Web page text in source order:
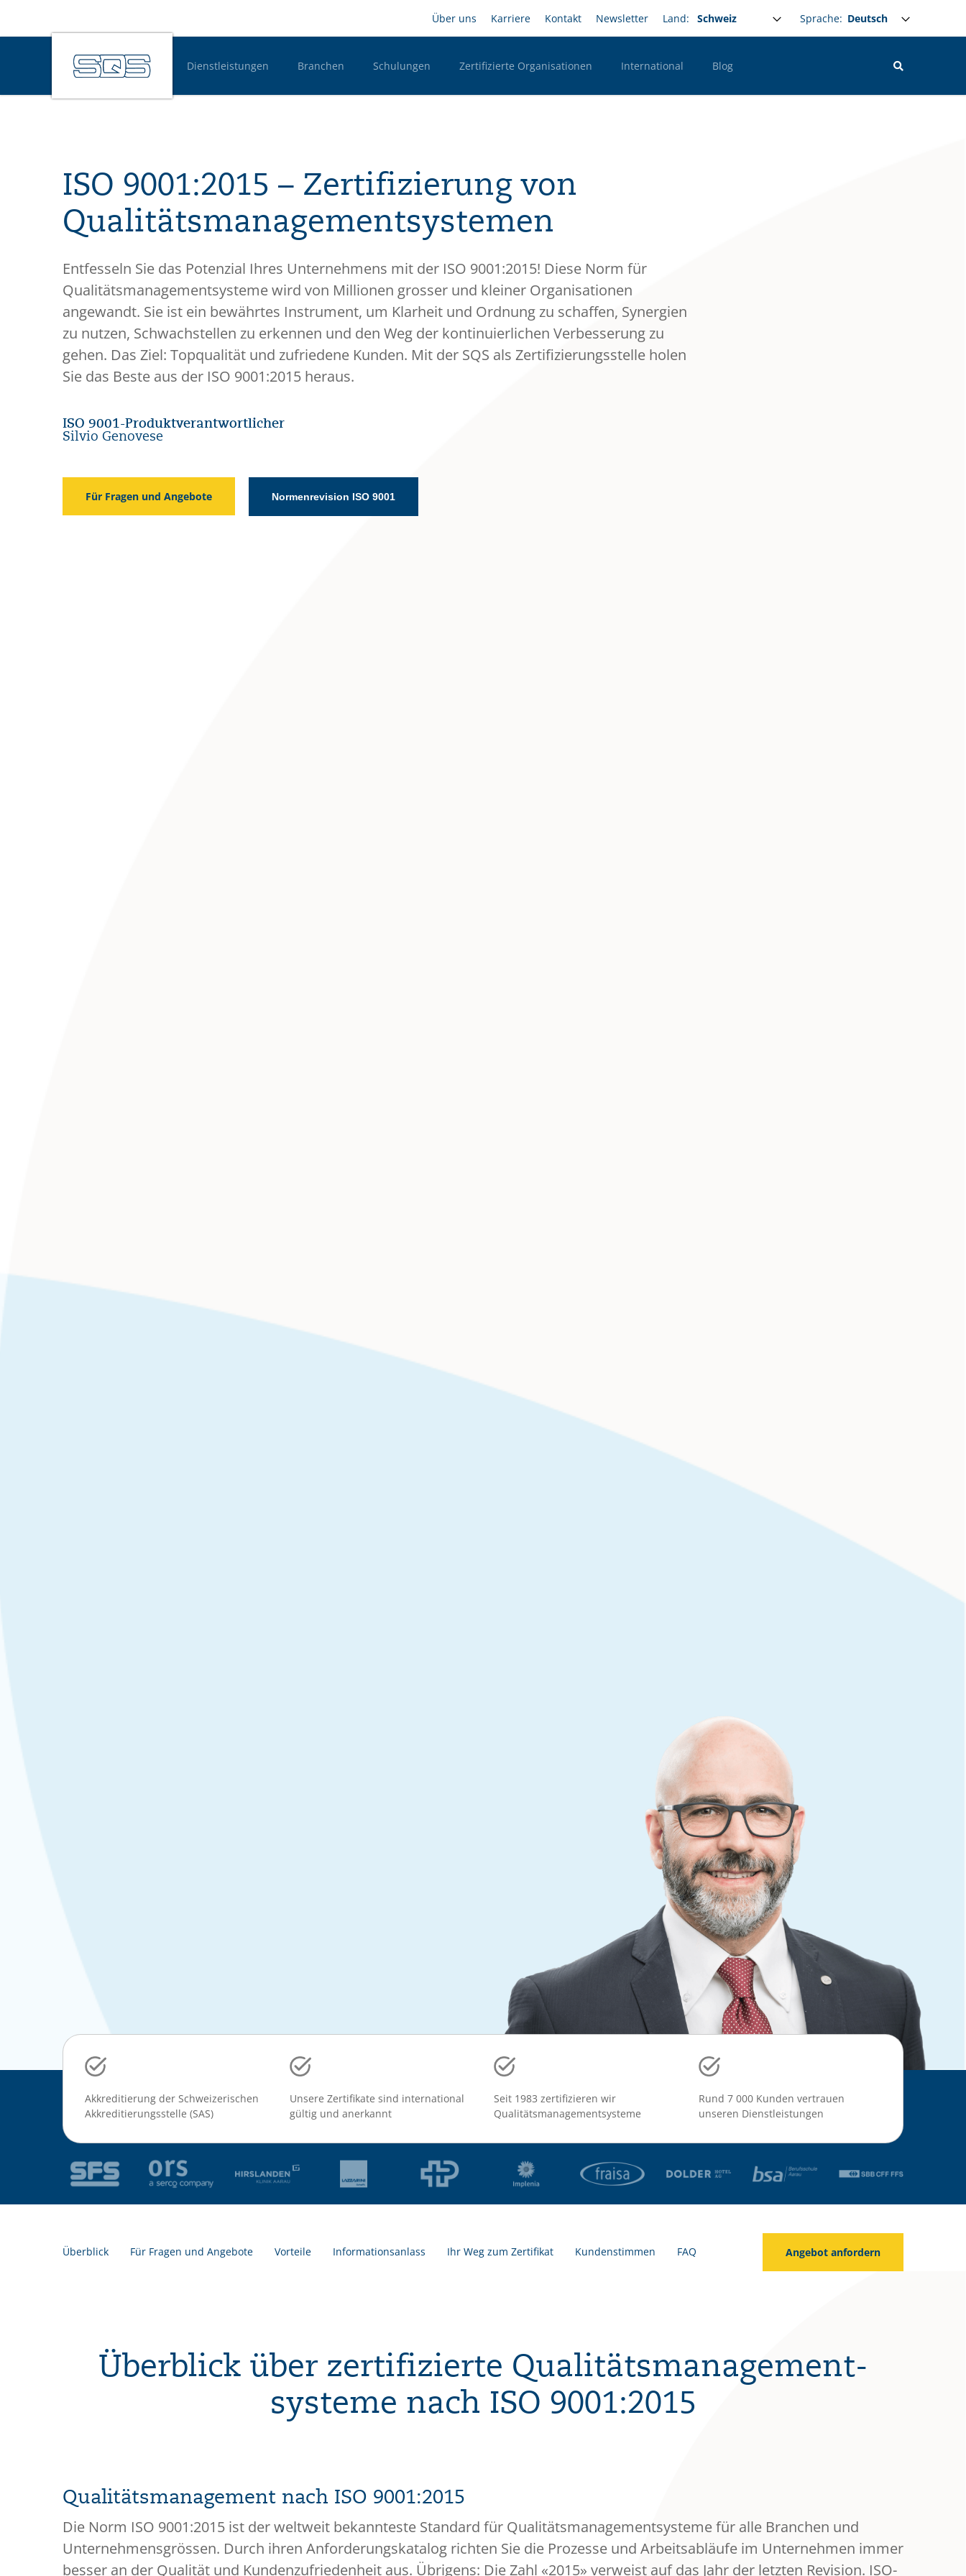
zum
Inhalt
Headernavigation
Über uns Karriere Kontakt Newsletter Land: Sprache: Select your language
Hauptnavigation Desktop
Dienstleistungen Branchen Schulungen Zertifizierte Organisationen International Blog
ISO 9001:2015 – Zertifizierung von
Qualitäts­management­systemen
Entfesseln Sie das Potenzial Ihres Unternehmens mit der ISO 9001:2015! Diese Norm für
Qualitätsmanagementsysteme wird von Millionen grosser und kleiner Organisationen
angewandt. Sie ist ein bewährtes Instrument, um Klarheit und Ordnung zu schaffen, Synergien
zu nutzen, Schwachstellen zu erkennen und den Weg der kontinuierlichen Verbesserung zu
gehen. Das Ziel: Topqualität und zufriedene Kunden. Mit der SQS als Zertifizierungsstelle holen
Sie das Beste aus der ISO 9001:2015 heraus.
ISO 9001-Produktverantwortlicher
Silvio Genovese
Für Fragen und Angebote Normenrevision ISO 9001
Akkreditierung der Schweizerischen
Akkreditierungsstelle (SAS)
Unsere Zertifikate sind international
gültig und anerkannt
Seit 1983 zertifizieren wir
Qualitätsmanagementsysteme
Rund 7 000 Kunden vertrauen
unseren Dienstleistungen
Überblick Für Fragen und Angebote Vorteile Informationsanlass Ihr Weg zum Zertifikat Kundenstimmen FAQ Angebot anfordern
Überblick über zertifizierte Qualitäts­management­
systeme nach ISO 9001:2015
Qualitätsmanagement nach ISO 9001:2015
Die Norm ISO 9001:2015 ist der weltweit bekannteste Standard für Qualitätsmanagementsysteme für alle Branchen und
Unternehmensgrössen. Durch ihren Anforderungskatalog richten Sie die Prozesse und Arbeitsabläufe im Unternehmen immer
besser an der Qualität und Kundenzufriedenheit aus. Übrigens: Die Zahl «2015» verweist auf das Jahr der letzten Revision. ISO-